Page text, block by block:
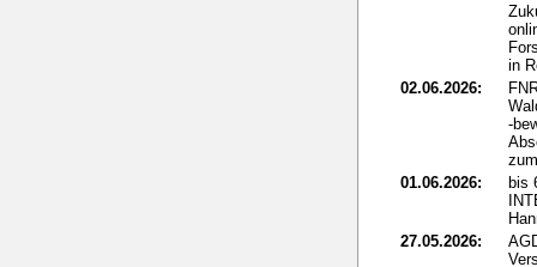
in
02.06.2026:
-
01.06.2026:
bis
27.05.2026: